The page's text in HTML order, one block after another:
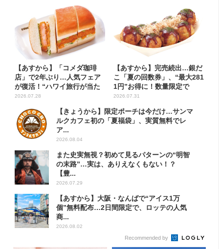
【あすから】「コメダ珈琲
店」で2年ぶり…人気フェア
が復活！“ハワイ旅行が当た
る”...
2026.07.28
【あすから】完売続出…銀だ
こ「夏の回数券」、“最大281
1円”お得に！数量限定で
2026.07.31
【きょうから】限定ポーチは今だけ…サンマ
ルクカフェ初の「夏福袋」、実質無料でレ
ア...
2026.08.04
また史実無視？初めて見るパターンの“明智
の末路”…実は、ありえなくもない！？
【豊...
2026.07.29
【あすから】大阪・なんばで“アイス1万
個”無料配布…2日間限定で、ロッテの人気
商...
2026.08.02
Recommended by